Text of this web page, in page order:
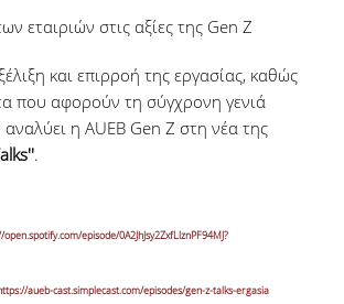
εταιριών στις αξίες της Gen Z
και επιρροή της εργασίας, καθώς
που αφορούν τη σύγχρονη γενιά
η AUEB Gen Z στη νέα της
.
episode/0A2JhJsy2ZxfLlznPF94MJ?
aueb-cast.simplecast.com/episodes/gen-z-talks-ergasia